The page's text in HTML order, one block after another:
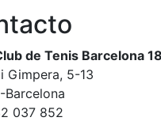
de Tenis Barcelona
Gimpera, 5-13
037 852